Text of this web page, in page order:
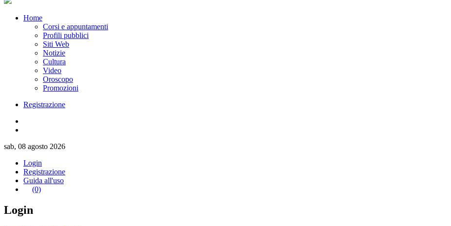
Home
Corsi e appuntamenti
Profili pubblici
Siti Web
Notizie
Cultura
Video
Oroscopo
Promozioni
Registrazione
sab, 08 agosto 2026
Login
Registrazione
Guida all'uso
(0)
Login